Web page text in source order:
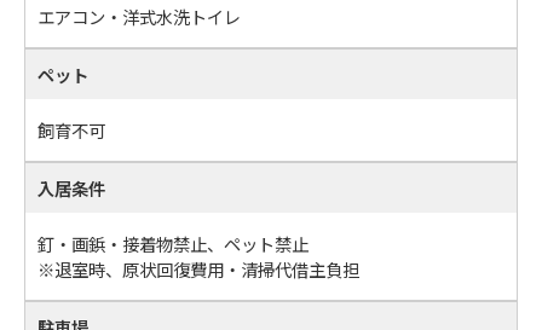
エアコン・洋式水洗トイレ
ペット
飼育不可
入居条件
釘・画鋲・接着物禁止、ペット禁止
※退室時、原状回復費用・清掃代借主負担